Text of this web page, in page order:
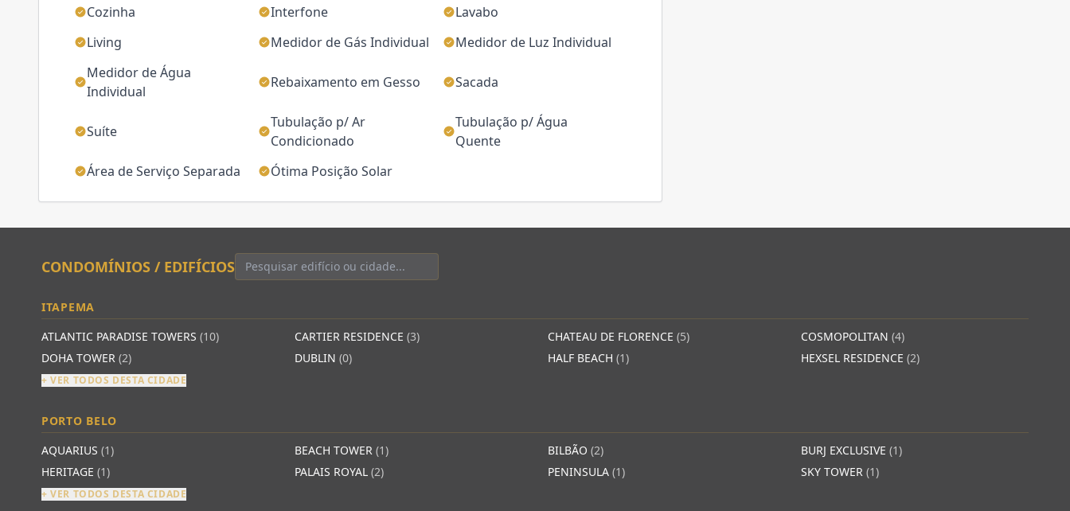
Cozinha
Interfone
Lavabo
Living
Medidor de Gás Individual
Medidor de Luz Individual
Medidor de Água
Individual
Rebaixamento em Gesso Sacada
Suíte
Tubulação p/ Ar
Condicionado
Tubulação p/ Água
Quente
Área de Serviço Separada
Ótima Posição Solar
CONDOMÍNIOS / EDIFÍCIOS
ITAPEMA
ATLANTIC PARADISE TOWERS (10) CARTIER RESIDENCE (3) CHATEAU DE FLORENCE (5) COSMOPOLITAN (4)
DOHA TOWER (2) DUBLIN (0) HALF BEACH (1) HEXSEL RESIDENCE (2)
+ VER TODOS DESTA CIDADE
PORTO BELO
AQUARIUS (1) BEACH TOWER (1) BILBÃO (2) BURJ EXCLUSIVE (1)
HERITAGE (1) PALAIS ROYAL (2) PENINSULA (1) SKY TOWER (1)
+ VER TODOS DESTA CIDADE